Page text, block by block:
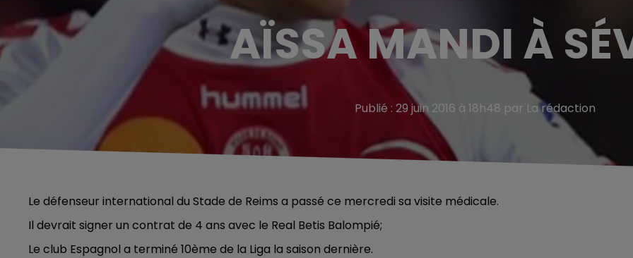
AÏSSA MANDI À
Publié : 29 juin 2016 à 18h48 par La rédaction
Le défenseur international du Stade de Reims a passé ce mercredi sa visite médicale.
Il devrait signer un contrat de 4 ans avec le Real Betis Balompié;
Le club Espagnol a terminé 10ème de la Liga la saison dernière.